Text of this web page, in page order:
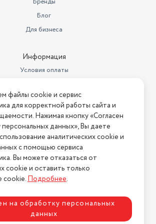
Блог
Для бизнеса
Информация
Условия оплаты
Условия возврата
ошибку на сайте? Напишите нам
магазин "АстМаркет". У нас есть всё!
конфиденциальности
файлы cookie и сервис
для корректной работы сайта и
Нажимая кнопку «Согласен
данных», Вы даете
аналитических cookie и
с помощью сервиса
Вы можете отказаться от
cookie и оставить только
cookie.Подробнее.
на обработку персональных
данных